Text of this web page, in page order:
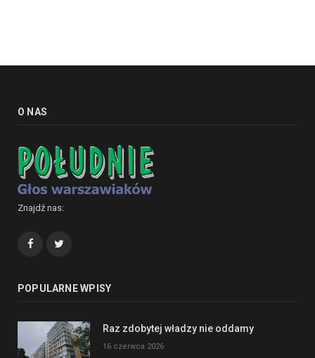
O NAS
Znajdź nas:
Facebook
POPULARNE WPISY
Raz zdobytej władzy nie oddamy
16 czerwca 2026